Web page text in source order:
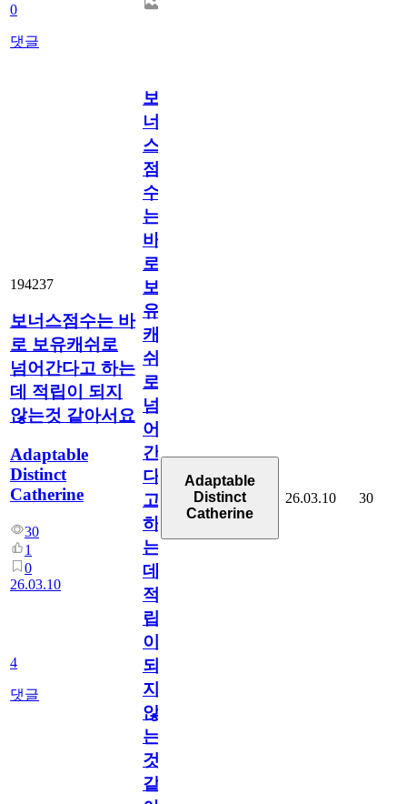
0
댓글
194237
보너스점수는 바
로 보유캐쉬로
넘어간다고 하는
데 적립이 되지
않는것 같아서요
Adaptable
Distinct
Catherine
30
1
0
26.03.10
4
댓글
보
너
스
점
수
는
바
로
보
유
캐
쉬
로
넘
어
간
다
고
하
는
데
적
립
이
되
지
않
는
것
같
Adaptable
Distinct
Catherine
26.03.10 30